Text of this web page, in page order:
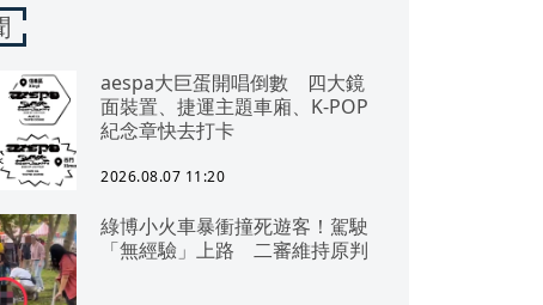
aespa大巨蛋開唱倒數 四大鏡
面裝置、捷運主題車廂、K-POP
紀念章快去打卡
2026.08.07 11:20
綠博小火車暴衝撞死遊客！駕駛
「無經驗」上路 二審維持原判